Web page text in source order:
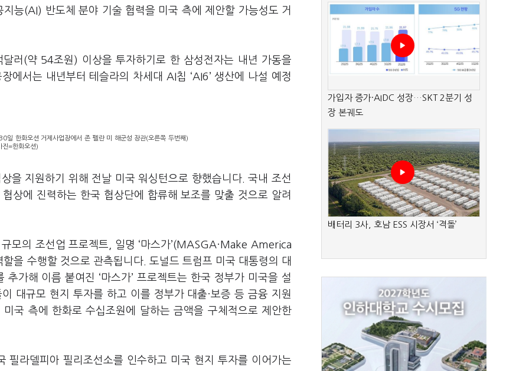
지능(AI) 반도체 분야 기술 협력을 미국 측에 제안할 가능성도 거
달러 (약 54조원 ) 이상을 투자하기로 한 삼성전자는 내년 가동을
에서는 내년부터 테슬라의 차세대 AI칩 ‘AI6’ 생산에 나설 예정
일 한화오션 거제사업장에서 존 펠란 미 해군성 장관(오른쪽 두번째)
진=한화오션)
을 지원하기 위해 전날 미국 워싱턴으로 향했습니다.국내 조선
상에 진력하는 한국 협상단에 합류해 보조를 맞출 것으로 알려
모의 조선업 프로젝트 일명 ‘마스가’(MASGA· Make America
을 수행할 것으로 관측됩니다. 도널드 트럼프 미국 대통령의 대
추가해 이름 붙여진 ‘마스가’프로젝트는 한국 정부가 미국을 설
대규모 현지 투자를 하고 이를 정부가 대출·보증 등 금융 지원
미국 측에 한화로 수십조원에 달하는 금액을 구체적으로 제안한
필라델피아 필리조선소를 인수하고 미국 현지 투자를 이어가는
가입자 증가·AIDC 성장…SKT 2분기 성
장 본궤도
배터리 3사, 호남 ESS 시장서 ‘격돌’